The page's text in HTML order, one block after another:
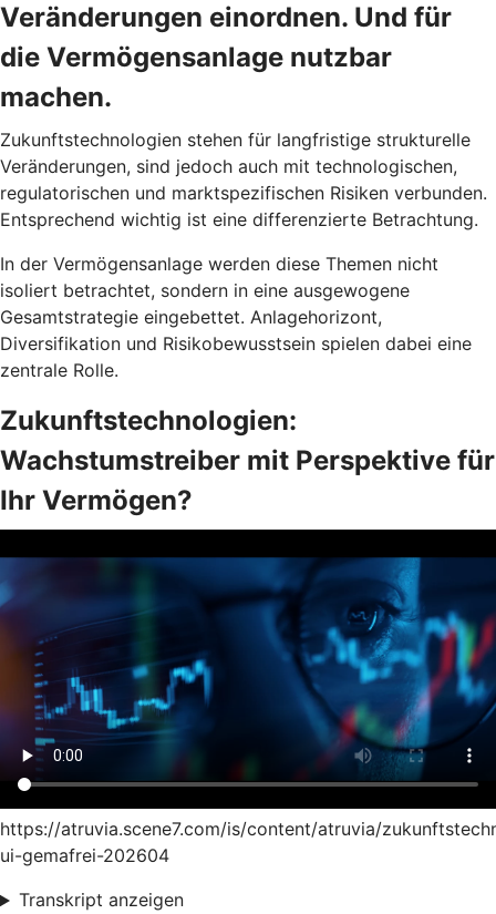
Veränderungen einordnen. Und für
die Vermögensanlage nutzbar
machen.
Zukunftstechnologien stehen für langfristige strukturelle
Veränderungen, sind jedoch auch mit technologischen,
regulatorischen und marktspezifischen Risiken verbunden.
Entsprechend wichtig ist eine differenzierte Betrachtung.
In der Vermögensanlage werden diese Themen nicht
isoliert betrachtet, sondern in eine ausgewogene
Gesamtstrategie eingebettet. Anlagehorizont,
Diversifikation und Risikobewusstsein spielen dabei eine
zentrale Rolle.
Zukunftstechnologien:
Wachstumstreiber mit Perspektive für
Ihr Vermögen?
https://atruvia.scene7.com/is/content/atruvia/
ui-gemafrei-202604
Transkript anzeigen